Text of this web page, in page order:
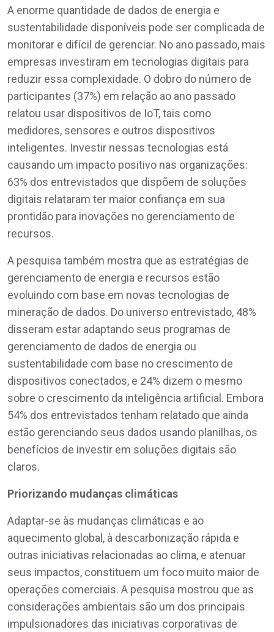
A enorme quantidade de dados de energia e
sustentabilidade disponíveis pode ser complicada de
monitorar e difícil de gerenciar. No ano passado, mais
empresas investiram em tecnologias digitais para
reduzir essa complexidade. O dobro do número de
participantes (37%) em relação ao ano passado
relatou usar dispositivos de IoT, tais como
medidores, sensores e outros dispositivos
inteligentes. Investir nessas tecnologias está
causando um impacto positivo nas organizações:
63% dos entrevistados que dispõem de soluções
digitais relataram ter maior confiança em sua
prontidão para inovações no gerenciamento de
recursos.
A pesquisa também mostra que as estratégias de
gerenciamento de energia e recursos estão
evoluindo com base em novas tecnologias de
mineração de dados. Do universo entrevistado, 48%
disseram estar adaptando seus programas de
gerenciamento de dados de energia ou
sustentabilidade com base no crescimento de
dispositivos conectados, e 24% dizem o mesmo
sobre o crescimento da inteligência artificial. Embora
54% dos entrevistados tenham relatado que ainda
estão gerenciando seus dados usando planilhas, os
benefícios de investir em soluções digitais são
claros.
Priorizando mudanças climáticas
Adaptar-se às mudanças climáticas e ao
aquecimento global, à descarbonização rápida e
outras iniciativas relacionadas ao clima, e atenuar
seus impactos, constituem um foco muito maior de
operações comerciais. A pesquisa mostrou que as
considerações ambientais são um dos principais
impulsionadores das iniciativas corporativas de